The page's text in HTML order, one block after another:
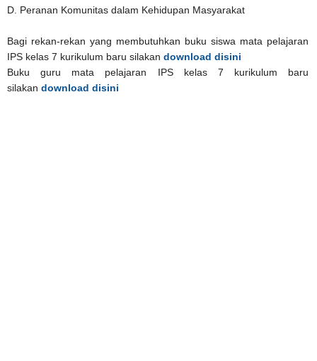
D. Peranan Komunitas dalam Kehidupan Masyarakat
Bagi rekan-rekan yang membutuhkan buku siswa mata pelajaran
IPS kelas 7 kurikulum baru silakan download disini
Buku guru mata pelajaran IPS kelas 7 kurikulum baru
silakan download disini